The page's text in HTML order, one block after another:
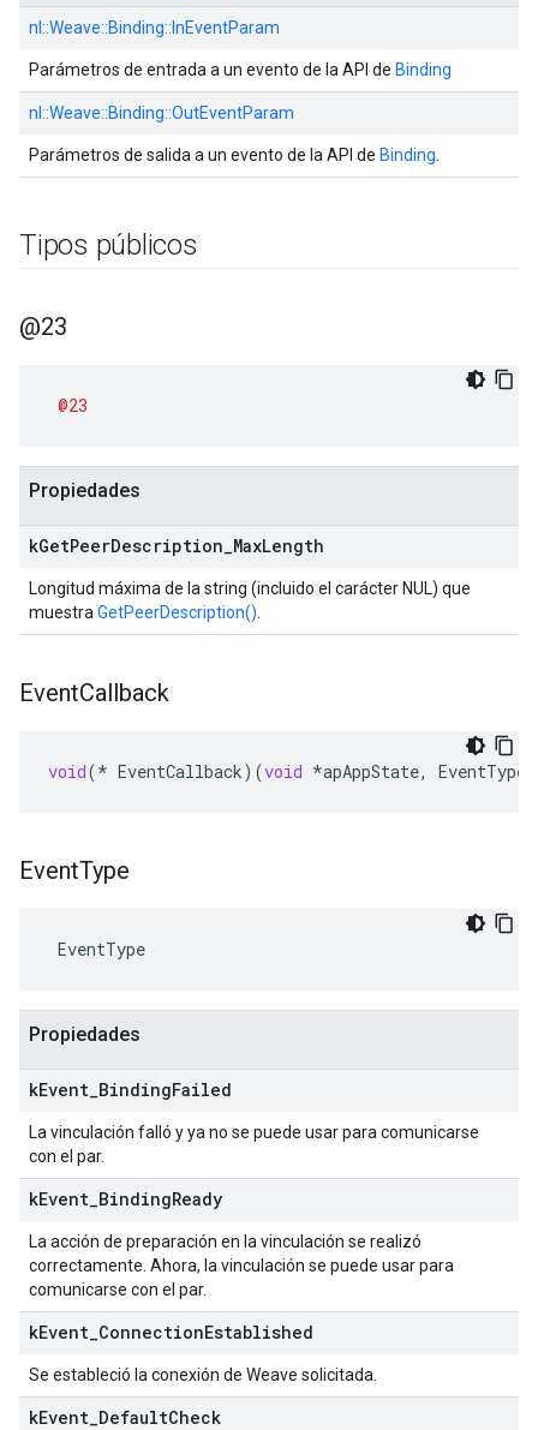
nl::Weave::Binding:: InEventParam
Parámetros de entrada a un evento de la API de Binding
nl::Weave::Binding::OutEventParam
Parámetros de salida a un evento de la API de Binding
Tipos públicos
@23
@23
Propiedades
kGetPeerDescription MaxLength
Longitud máxima de la string (incluido el carácter NUL) que
muestra GetPeerDescription()
EventCallback
void(* EventCallback)(void *apAppState, EventType
EventType
EventType
Propiedades
kEvent BindingFailed
La vinculación falló y ya no se puede usar para comunicarse
con el par.
kEvent BindingReady
La acción de preparación en la vinculación se realizó
correctamente. Ahora, la vinculación se puede usar para
comunicarse con el par.
kEvent ConnectionEstablished
Se estableció la conexión de Weave solicitada.
kEvent DefaultCheck